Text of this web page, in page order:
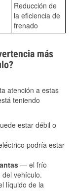
Reducción de
la eficiencia de
frenado
más
atención a estas
teniendo
estar débil o
podría estar
— el frío
vehículo.
líquido de la